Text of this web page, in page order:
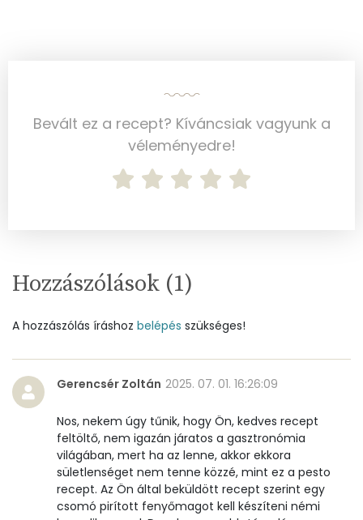
Ásványi anyagok
Összesen
Kálcium
Vas
Magnézium
218 mg
Nátrium
239 mg
Réz
1 mg
Mangán
7 mg
Bevált ez a recept? Kíváncsiak vagyunk a
véleményedre!
Hozzászólások (1)
A hozzászólás íráshoz belépés szükséges!
Gerencsér Zoltán 2025. 07. 01. 16:26:09
Nos, nekem úgy tűnik, hogy Ön, kedves recept
feltöltő, nem igazán járatos a gasztronómia
világában, mert ha az lenne, akkor ekkora
sületlenséget nem tenne közzé, mint ez a pesto
recept. Az Ön által beküldött recept szerint egy
csomó pirított fenyőmagot kell készíteni némi